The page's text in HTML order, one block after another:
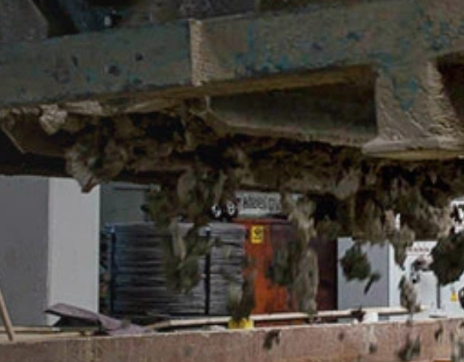
dlpage/gaoptout?hl=en
dados
de dados pelo Google Analytics clicando no link a seguir. Uma cookie de opção
visitas:
sobre como o Google Analytics trata os dados do usuário, consulte a política de
analytics/answer/6004245?hl=en
terceirizados
com o Google para terceirizar o processamento de dados e implementar totalmente
dados ao usar o Google Analytics.
do YouTube, que são operados pelo Google. O operador das páginas é o
uma de nossas páginas com um plug-in do YouTube, será estabelecida uma
sobre quais as nossas páginas visitou. Se está conectado à sua conta do
ao seu perfil pessoal. Pode evitar isto fazendo logout da sua conta. O YouTube é
um interesse justificado nos termos do art. 6 Parágrafo 1 (f) GDPR. Mais
na declaração de proteção de dados do YouTube, em:
intl/de/policies/privacy.
Currículo